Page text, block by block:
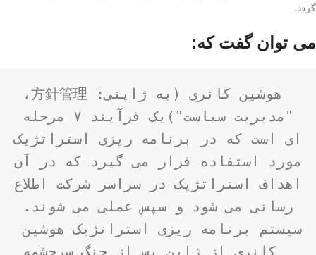
گردد.
می توان گفت که:
ای است که در برنامه ریزی استراتژیک
سیستم برنامه ریزی استراتژیک هوشین